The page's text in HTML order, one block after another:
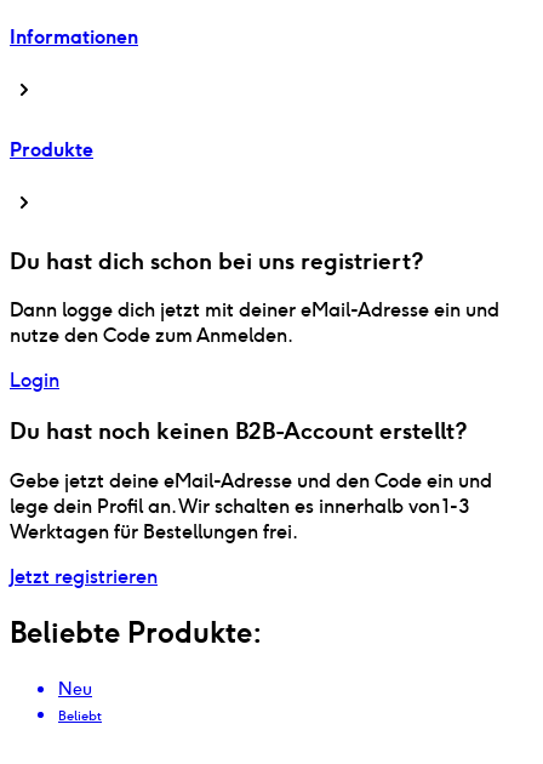
Informationen
Produkte
Du hast dich schon bei uns registriert?
Dann logge dich jetzt mit deiner eMail-Adresse ein und
nutze den Code zum Anmelden.
Login
Du hast noch keinen B2B-Account erstellt?
Gebe jetzt deine eMail-Adresse und den Code ein und
lege dein Profil an. Wir schalten es innerhalb von 1-3
Werktagen für Bestellungen frei.
Jetzt registrieren
Beliebte Produkte:
Neu
Beliebt